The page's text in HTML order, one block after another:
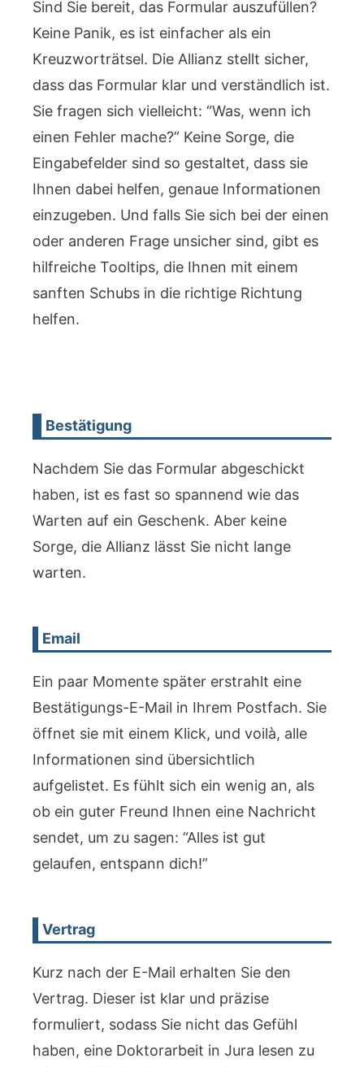
Sind Sie bereit, das Formular auszufüllen?
Keine Panik, es ist einfacher als ein
Kreuzworträtsel. Die Allianz stellt sicher,
dass das Formular klar und verständlich ist.
Sie fragen sich vielleicht: “Was, wenn ich
einen Fehler mache?” Keine Sorge, die
Eingabefelder sind so gestaltet, dass sie
Ihnen dabei helfen, genaue Informationen
einzugeben. Und falls Sie sich bei der einen
oder anderen Frage unsicher sind, gibt es
hilfreiche Tooltips, die Ihnen mit einem
sanften Schubs in die richtige Richtung
helfen.
Bestätigung
Nachdem Sie das Formular abgeschickt
haben, ist es fast so spannend wie das
Warten auf ein Geschenk. Aber keine
Sorge, die Allianz lässt Sie nicht lange
warten.
Email
Ein paar Momente später erstrahlt eine
Bestätigungs-E-Mail in Ihrem Postfach. Sie
öffnet sie mit einem Klick, und voilà, alle
Informationen sind übersichtlich
aufgelistet. Es fühlt sich ein wenig an, als
ob ein guter Freund Ihnen eine Nachricht
sendet, um zu sagen: “Alles ist gut
gelaufen, entspann dich!”
Vertrag
Kurz nach der E-Mail erhalten Sie den
Vertrag. Dieser ist klar und präzise
formuliert, sodass Sie nicht das Gefühl
haben, eine Doktorarbeit in Jura lesen zu